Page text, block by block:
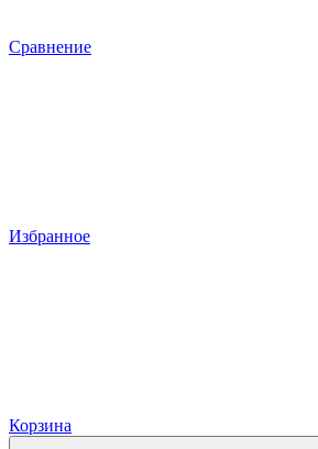
Сравнение
Избранное
Корзина